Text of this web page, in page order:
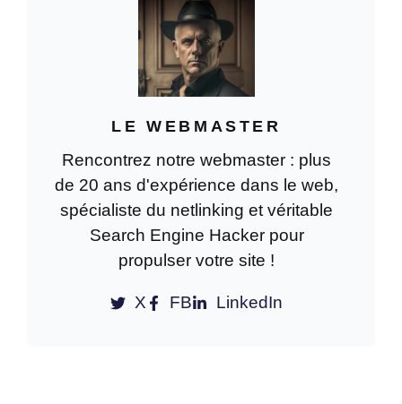
LE WEBMASTER
Rencontrez notre webmaster : plus
de 20 ans d'expérience dans le web,
spécialiste du netlinking et véritable
Search Engine Hacker pour
propulser votre site !
X FB LinkedIn